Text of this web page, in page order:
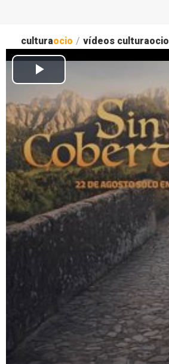
culturaocio / vídeos culturaocio